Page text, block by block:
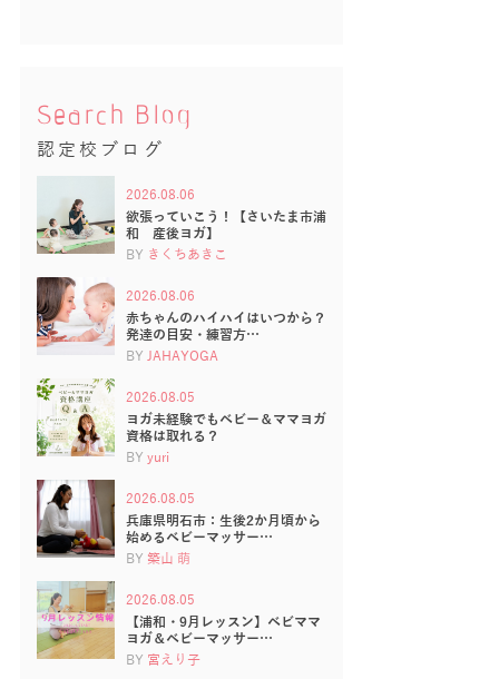
Search Blog
認定校ブログ
2026.08.06
欲張っていこう！【さいたま市浦
和 産後ヨガ】
BY きくちあきこ
2026.08.06
赤ちゃんのハイハイはいつから？
発達の目安・練習方…
BY JAHAYOGA
2026.08.05
ヨガ未経験でもベビー＆ママヨガ
資格は取れる？
BY yuri
2026.08.05
兵庫県明石市：生後2か月頃から
始めるベビーマッサー…
BY 築山 萌
2026.08.05
【浦和・9月レッスン】ベビママ
ヨガ＆ベビーマッサー…
BY 宮えり子